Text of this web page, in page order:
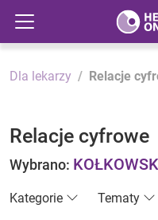
Dla lekarzy Relacje
Relacje cyfrowe
Wybrano:
Kategorie Tematy